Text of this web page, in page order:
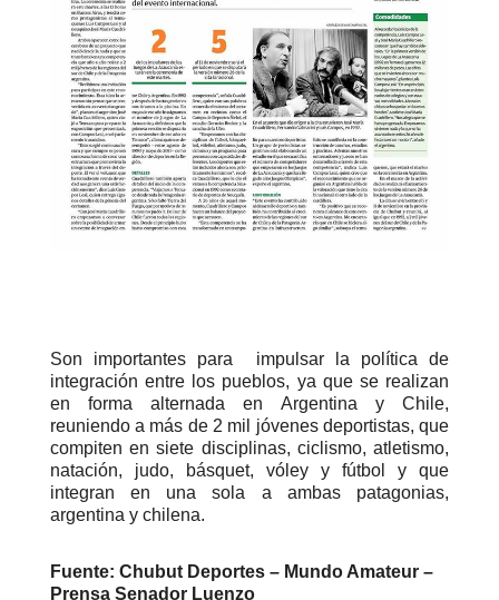
Son importantes para impulsar la política de
integración entre los pueblos, ya que se realizan
en forma alternada en Argentina y Chile,
reuniendo a más de 2 mil jóvenes deportistas, que
compiten en siete disciplinas, ciclismo, atletismo,
natación, judo, básquet, vóley y fútbol y que
integran en una sola a ambas patagonias,
argentina y chilena.
Fuente: Chubut Deportes – Mundo Amateur –
Prensa Senador Luenzo